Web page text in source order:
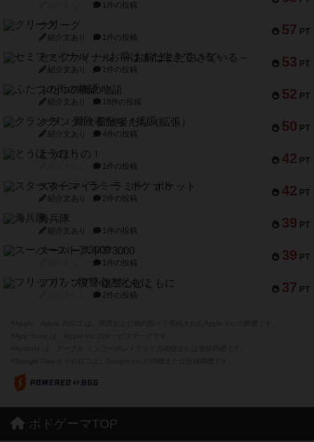
1件の投稿
57 PT
クリーグ
紹介文あり 1件の投稿
53 PT
セミファイナル ～お前はまだ生きている～
紹介文あり 1件の投稿
52 PT
ふたつの街の物語
紹介文あり 18件の投稿
50 PT
クランク! ：冒険者たち（拡張）
紹介文あり 4件の投稿
42 PT
とうほうの！
1件の投稿
42 PT
スターマイン・ラミー ポケット
紹介文あり 2件の投稿
39 PT
海兵隊
紹介文あり 1件の投稿
39 PT
スーパーストア3000
1件の投稿
37 PT
フリップ７：復讐心とともに
2件の投稿
ボドゲーマTOP